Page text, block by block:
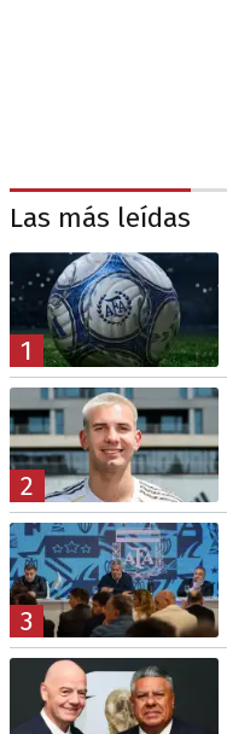
Las más leídas
1
2
3